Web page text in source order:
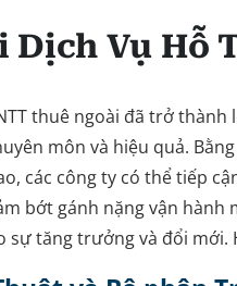
Dịch Vụ Hỗ
thuê ngoài đã trở
môn và hiệu quả.
các công ty có thể tiếp
bớt gánh nặng vận
sự tăng trưởng và đổi mới.